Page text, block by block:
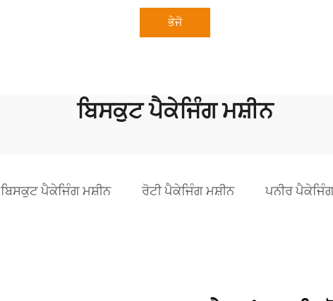
ਭੇਜੋ
ਬਿਸਕੁਟ ਪੈਕੇਜਿੰਗ ਮਸ਼ੀਨ
ਬਿਸਕੁਟ ਪੈਕੇਜਿੰਗ ਮਸ਼ੀਨ ਰੋਟੀ ਪੈਕੇਜਿੰਗ ਮਸ਼ੀਨ ਪਨੀਰ